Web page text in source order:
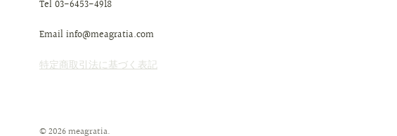
Tel 03-6453-4918
Email info@meagratia.com
特定商取引法に基づく表記
© 2026meagratia.